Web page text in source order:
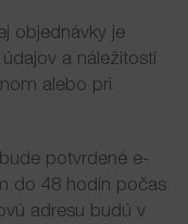
objednávky je
a náležitostí
alebo pri
potvrdené e-
do 48 hodín počas
adresu budú v